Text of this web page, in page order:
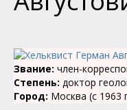
Звание: член-
Степень: доктор
Город: Москва (с 1963